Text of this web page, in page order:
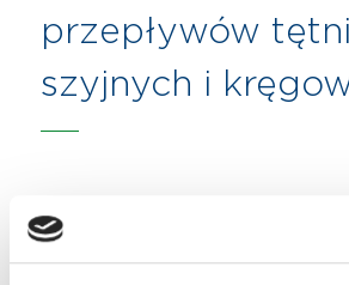
przepływów
szyjnych i